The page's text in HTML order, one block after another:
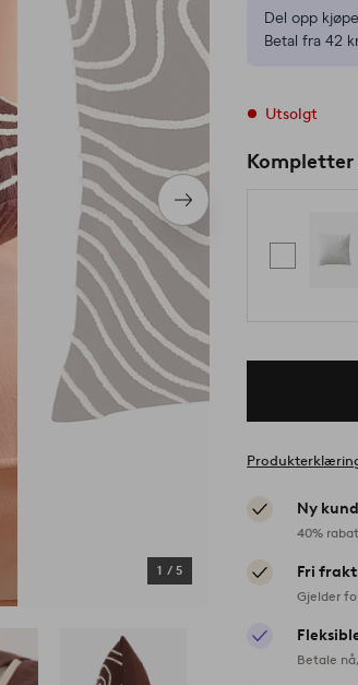
Neste
produkt
1 / 5
Del opp
Betal fra 42
Utsolgt
Kompletter
Ny
40%
Fri frakt
Gjelder
Betale